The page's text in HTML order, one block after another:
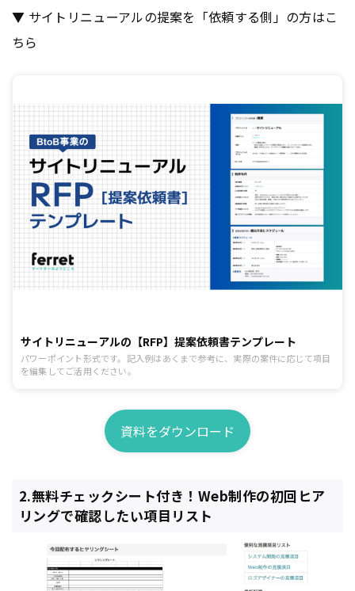
▼ サイトリニューアルの提案を「依頼する側」の方はこ
ちら
サイトリニューアルの【RFP】提案依頼書テンプレート
パワーポイント形式です。記入例はあくまで参考に、実際の案件に応じて項目
を編集してご活用ください。
資料をダウンロード
2.無料チェックシート付き！Web制作の初回ヒア
リングで確認したい項目リスト